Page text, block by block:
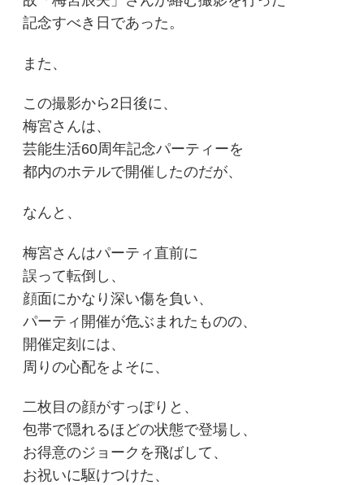
記念すべき日であった。
また、
この撮影から2日後に、
梅宮さんは、
芸能生活60周年記念パーティーを
都内のホテルで開催したのだが、
なんと、
梅宮さんはパーティ直前に
誤って転倒し、
顔面にかなり深い傷を負い、
パーティ開催が危ぶまれたものの、
開催定刻には、
周りの心配をよそに、
二枚目の顔がすっぽりと、
包帯で隠れるほどの状態で登場し、
お得意のジョークを飛ばして、
お祝いに駆けつけた、